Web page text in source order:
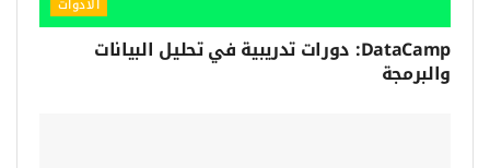
الأدوات
DataCamp: دورات تدريبية في تحليل البيانات
والبرمجة